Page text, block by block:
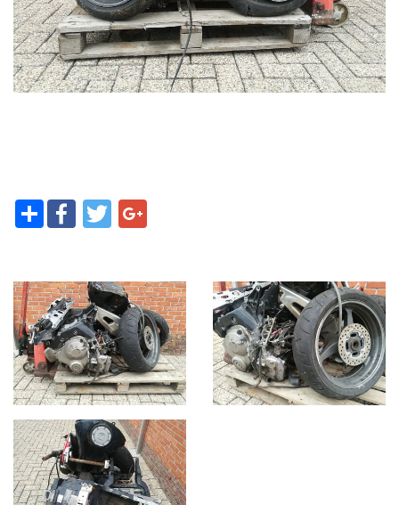
Share FacebookTwitter